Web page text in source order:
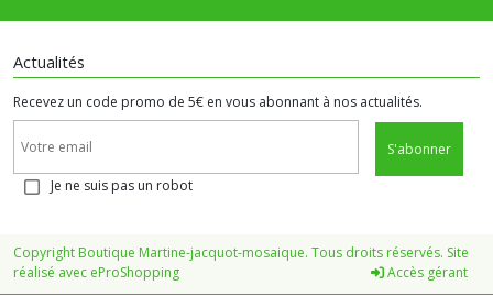
Actualités
Recevez un code promo de 5€ en vous abonnant à nos actualités.
S'abonner
Je ne suis pas un robot
Copyright Boutique Martine-jacquot-mosaique. Tous droits réservés. Site
réalisé avec eProShopping Accès gérant